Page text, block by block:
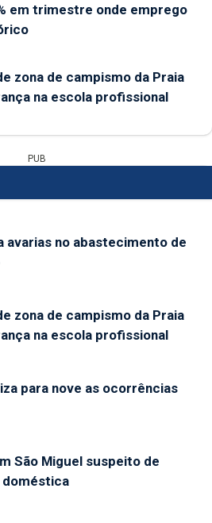
em trimestre onde emprego
zona de campismo da Praia
na escola profissional
PUB
avarias no abastecimento de
zona de campismo da Praia
na escola profissional
para nove as ocorrências
São Miguel suspeito de
doméstica